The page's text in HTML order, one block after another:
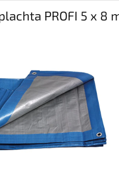
PROFI 5 x 8